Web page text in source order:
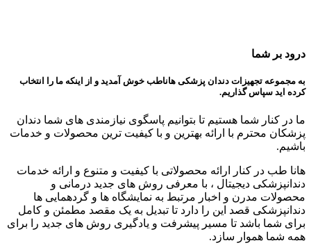
درود بر شما
به مجموعه تجهیزات دندان پزشکی هاناطب خوش آمدید و از اینکه ما را انتخاب
کرده اید سپاس گذاریم.
ما در کنار شما هستیم تا بتوانیم پاسگوی نیازمندی های شما دندان
پزشکان محترم با ارائه بهترین و با کیفیت ترین محصولات و خدمات
باشیم.
هانا طب در کنار ارائه محصولاتی با کیفیت و متنوع و ارائه خدمات
دندانپزشکی دیجیتال ، با معرفی روش های جدید درمانی و
محصولات مدرن و اخبار مرتبط به نمایشگاه ها و گردهمایی ها
دندانپزشکی قصد این را دارد تا تبدیل به یک مقصد مطمئن و کامل
برای شما باشد تا مسیر پیشرفت و یادگیری روش های جدید را برای
همه شما هموار سازد.